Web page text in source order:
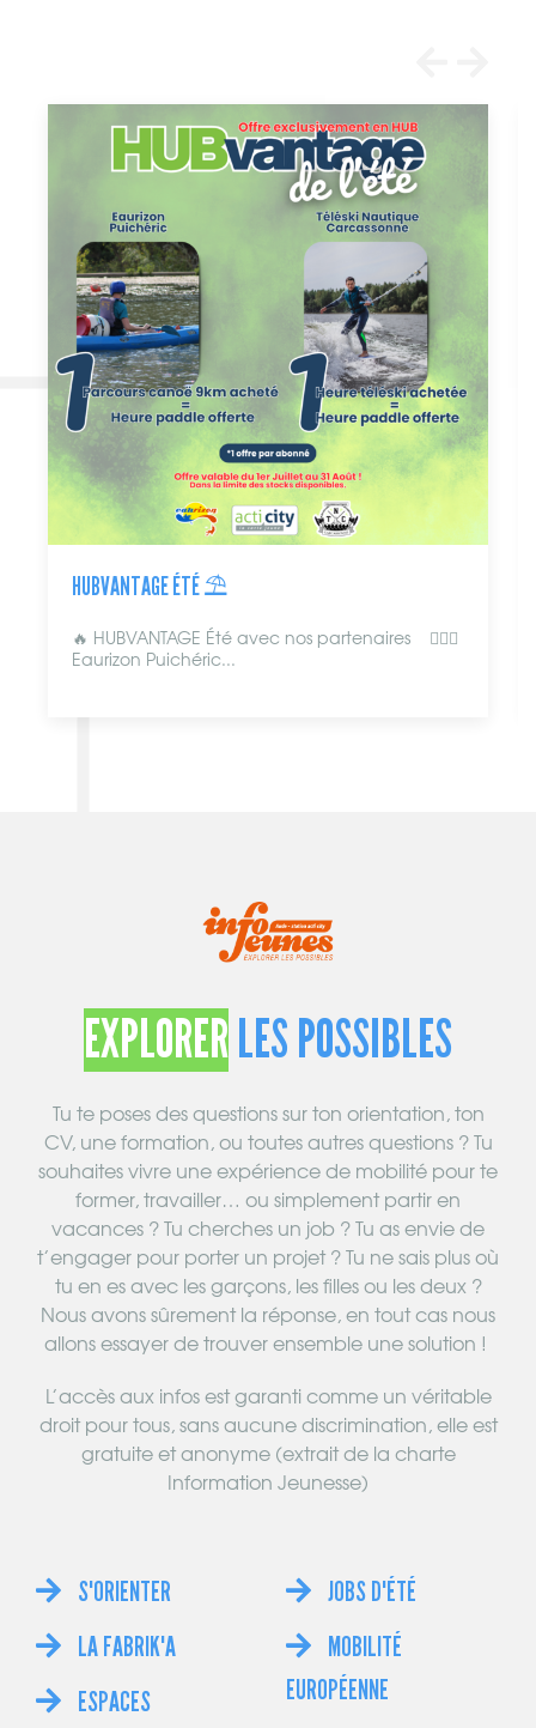
HUBVANTAGE ÉTÉ ⛱️
🔥 HUBVANTAGE Été avec nos partenaires 🚣🏼‍♀️
Eaurizon Puichéric...
EXPLORERLES POSSIBLES
Tu te poses des questions sur ton orientation, ton
CV, une formation, ou toutes autres questions ? Tu
souhaites vivre une expérience de mobilité pour te
former, travailler… ou simplement partir en
vacances ? Tu cherches un job ? Tu as envie de
t’engager pour porter un projet ? Tu ne sais plus où
tu en es avec les garçons, les filles ou les deux ?
Nous avons sûrement la réponse, en tout cas nous
allons essayer de trouver ensemble une solution !
L’accès aux infos est garanti comme un véritable
droit pour tous, sans aucune discrimination, elle est
gratuite et anonyme (extrait de la charte
Information Jeunesse)
S'ORIENTER
LA FABRIK'A
ESPACES
JOBS D'ÉTÉ
MOBILITÉ
EUROPÉENNE